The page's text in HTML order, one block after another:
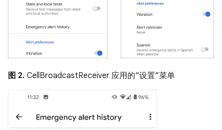
图 2. CellBroadcastReceiver 应用的“设置”菜单